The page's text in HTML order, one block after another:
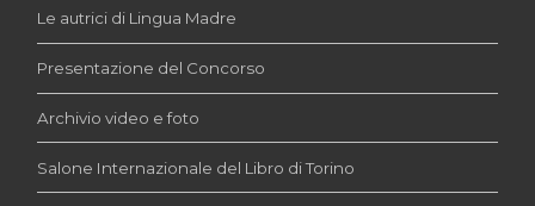
Le autrici di Lingua Madre
Presentazione del Concorso
Archivio video e foto
Salone Internazionale del Libro di Torino